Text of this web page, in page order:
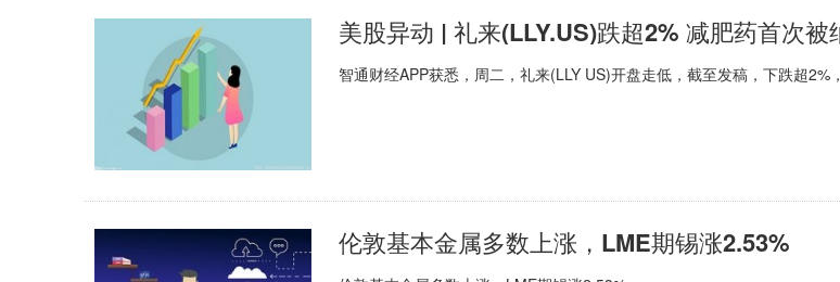
智通财经APP获悉，周二，礼来(LLY US)开盘走低，截至发稿，下跌超2%，
伦敦基本金属多数上涨，LME期锡涨2.53%